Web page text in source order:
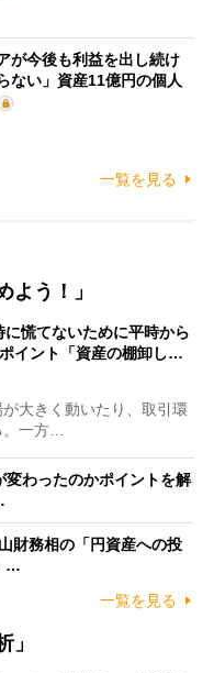
が今後も利益を出し続け
ない」資産11億円の個人
一覧を見る
よう！」
に慌てないために平時から
イント「資産の棚卸し…
大きく動いたり、取引環
一方…
わったのかポイントを解
財務相の「円資産への投
…
一覧を見る
」